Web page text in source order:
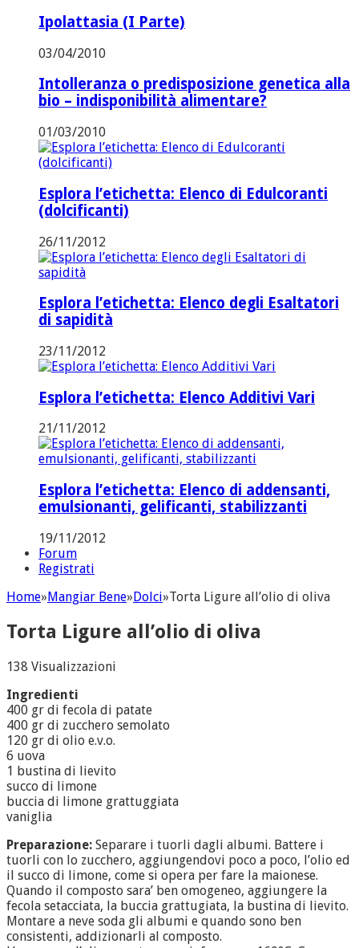
Ipolattasia (I Parte)
03/04/2010
Intolleranza o predisposizione genetica alla
bio – indisponibilità alimentare?
01/03/2010
Esplora l’etichetta: Elenco di Edulcoranti
(dolcificanti)
26/11/2012
Esplora l’etichetta: Elenco degli Esaltatori
di sapidità
23/11/2012
Esplora l’etichetta: Elenco Additivi Vari
21/11/2012
Esplora l’etichetta: Elenco di addensanti,
emulsionanti, gelificanti, stabilizzanti
19/11/2012
Forum
Registrati
Home»Mangiar Bene»Dolci»Torta Ligure all’olio di oliva
Torta Ligure all’olio di oliva
138 Visualizzazioni
Ingredienti
400 gr di fecola di patate
400 gr di zucchero semolato
120 gr di olio e.v.o.
6 uova
1 bustina di lievito
succo di limone
buccia di limone grattuggiata
vaniglia
Preparazione: Separare i tuorli dagli albumi. Battere i
tuorli con lo zucchero, aggiungendovi poco a poco, l’olio ed
il succo di limone, come si opera per fare la maionese.
Quando il composto sara’ ben omogeneo, aggiungere la
fecola setacciata, la buccia grattugiata, la bustina di lievito.
Montare a neve soda gli albumi e quando sono ben
consistenti, addizionarli al composto.